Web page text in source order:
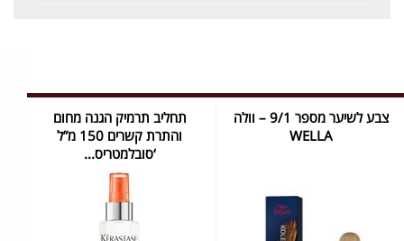
צבע לשיער מספר 9/1 – וולה
WELLA
תחליב תרמיק הגנה מחום
והתרת קשרים 150 מ”ל
‘סובלמטריס...